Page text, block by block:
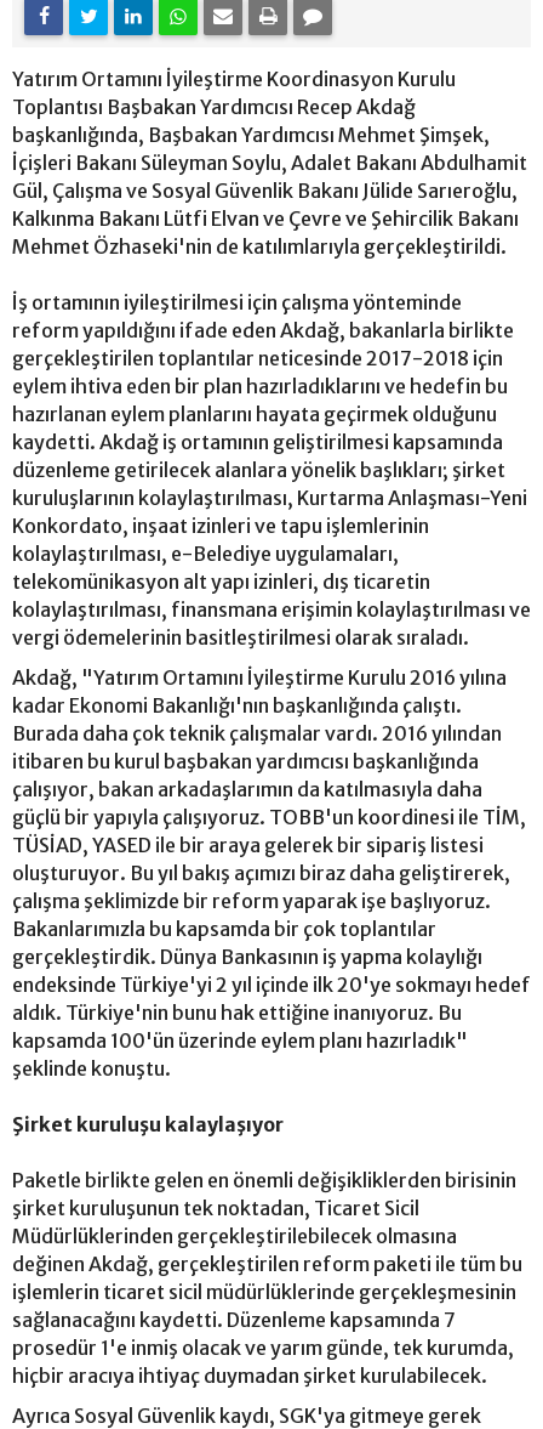
Yatırım Ortamını İyileştirme Koordinasyon Kurulu
Toplantısı Başbakan Yardımcısı Recep Akdağ
başkanlığında, Başbakan Yardımcısı Mehmet Şimşek,
İçişleri Bakanı Süleyman Soylu, Adalet Bakanı Abdulhamit
Gül, Çalışma ve Sosyal Güvenlik Bakanı Jülide Sarıeroğlu,
Kalkınma Bakanı Lütfi Elvan ve Çevre ve Şehircilik Bakanı
Mehmet Özhaseki'nin de katılımlarıyla gerçekleştirildi.
İş ortamının iyileştirilmesi için çalışma yönteminde
reform yapıldığını ifade eden Akdağ, bakanlarla birlikte
gerçekleştirilen toplantılar neticesinde 2017-2018 için
eylem ihtiva eden bir plan hazırladıklarını ve hedefin bu
hazırlanan eylem planlarını hayata geçirmek olduğunu
kaydetti. Akdağ iş ortamının geliştirilmesi kapsamında
düzenleme getirilecek alanlara yönelik başlıkları; şirket
kuruluşlarının kolaylaştırılması, Kurtarma Anlaşması-Yeni
Konkordato, inşaat izinleri ve tapu işlemlerinin
kolaylaştırılması, e-Belediye uygulamaları,
telekomünikasyon alt yapı izinleri, dış ticaretin
kolaylaştırılması, finansmana erişimin kolaylaştırılması ve
vergi ödemelerinin basitleştirilmesi olarak sıraladı.
Akdağ, "Yatırım Ortamını İyileştirme Kurulu 2016 yılına
kadar Ekonomi Bakanlığı'nın başkanlığında çalıştı.
Burada daha çok teknik çalışmalar vardı. 2016 yılından
itibaren bu kurul başbakan yardımcısı başkanlığında
çalışıyor, bakan arkadaşlarımın da katılmasıyla daha
güçlü bir yapıyla çalışıyoruz. TOBB'un koordinesi ile TİM,
TÜSİAD, YASED ile bir araya gelerek bir sipariş listesi
oluşturuyor. Bu yıl bakış açımızı biraz daha geliştirerek,
çalışma şeklimizde bir reform yaparak işe başlıyoruz.
Bakanlarımızla bu kapsamda bir çok toplantılar
gerçekleştirdik. Dünya Bankasının iş yapma kolaylığı
endeksinde Türkiye'yi 2 yıl içinde ilk 20'ye sokmayı hedef
aldık. Türkiye'nin bunu hak ettiğine inanıyoruz. Bu
kapsamda 100'ün üzerinde eylem planı hazırladık"
şeklinde konuştu.
Şirket kuruluşu kalaylaşıyor
Paketle birlikte gelen en önemli değişikliklerden birisinin
şirket kuruluşunun tek noktadan, Ticaret Sicil
Müdürlüklerinden gerçekleştirilebilecek olmasına
değinen Akdağ, gerçekleştirilen reform paketi ile tüm bu
işlemlerin ticaret sicil müdürlüklerinde gerçekleşmesinin
sağlanacağını kaydetti. Düzenleme kapsamında 7
prosedür 1'e inmiş olacak ve yarım günde, tek kurumda,
hiçbir aracıya ihtiyaç duymadan şirket kurulabilecek.
Ayrıca Sosyal Güvenlik kaydı, SGK'ya gitmeye gerek